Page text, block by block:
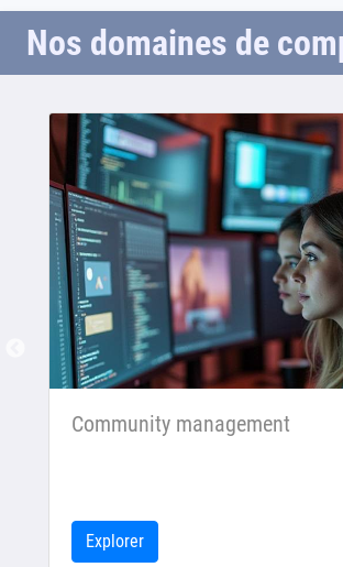
Nos domaines de
Community management
Explorer